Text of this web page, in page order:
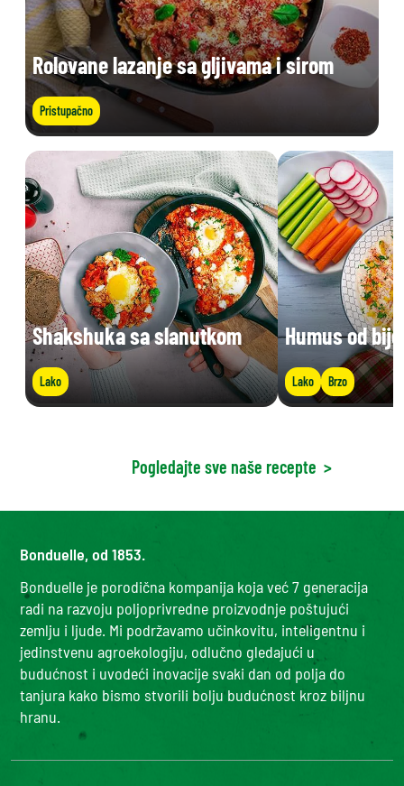
Rolovane lazanje sa gljivama i sirom
Pristupačno
Shakshuka sa slanutkom
Lako
Humus od
Lako Brzo
Pogledajte sve naše recepte >
Bonduelle, od 1853.
Bonduelle je porodična kompanija koja već 7 generacija
radi na razvoju poljoprivredne proizvodnje poštujući
zemlju i ljude. Mi podržavamo učinkovitu, inteligentnu i
jedinstvenu agroekologiju, odlučno gledajući u
budućnost i uvodeći inovacije svaki dan od polja do
tanjura kako bismo stvorili bolju budućnost kroz biljnu
hranu.